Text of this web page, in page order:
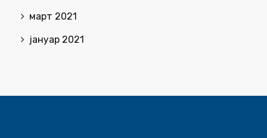
март 2021
јануар 2021